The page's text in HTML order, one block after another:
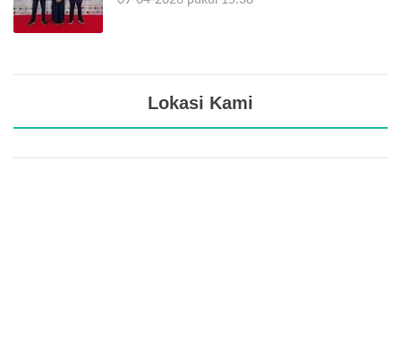
Lokasi Kami